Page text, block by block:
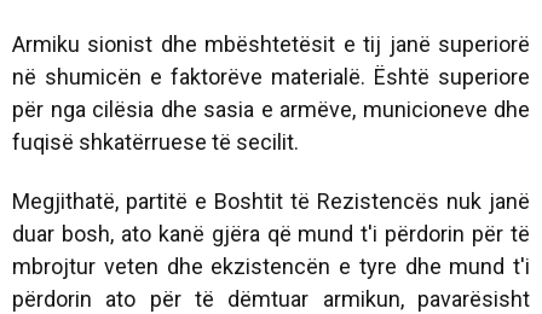
Armiku sionist dhe mbështetësit e tij janë superiorë
në shumicën e faktorëve materialë. Është superiore
për nga cilësia dhe sasia e armëve, municioneve dhe
fuqisë shkatërruese të secilit.
Megjithatë, partitë e Boshtit të Rezistencës nuk janë
duar bosh, ato kanë gjëra që mund t'i përdorin për të
mbrojtur veten dhe ekzistencën e tyre dhe mund t'i
përdorin ato për të dëmtuar armikun, pavarësisht